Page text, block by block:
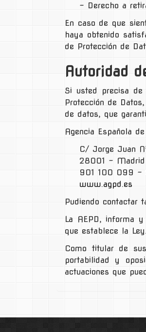
− Derecho a
En caso de que
haya obtenido
de Protección de
Autoridad
Si usted precisa
Protección de
de datos, que
Agencia Española
C/ Jorge Juan
28001 – Madrid
901 100 099 –
www.agpd.es
Pudiendo contactar
La AEPD, informa
que establece la Ley.
Como titular de
portabilidad y
actuaciones que